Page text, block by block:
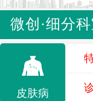
微创·细分
皮肤病